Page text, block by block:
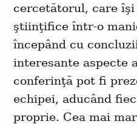
cercetătorul, care
ştiinţifice într-o
începând cu
interesante aspecte
conferinţă pot fi
echipei, aducând
proprie. Cea mai